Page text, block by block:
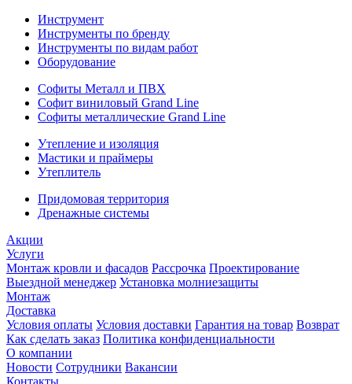
Инструмент
Инструменты по бренду
Инструменты по видам работ
Оборудование
Софиты Металл и ПВХ
Софит виниловый Grand Line
Софиты металлические Grand Line
Утепление и изоляция
Мастики и праймеры
Утеплитель
Придомовая территория
Дренажные системы
Акции
Услуги
Монтаж кровли и фасадов Рассрочка Проектирование
Выездной менеджер Установка молниезащиты
Монтаж
Доставка
Условия оплаты Условия доставки Гарантия на товар Возврат
Как сделать заказ Политика конфиденциальности
О компании
Новости Сотрудники Вакансии
Контакты